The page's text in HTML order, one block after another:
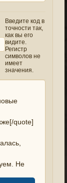
Введите код в
точности так,
как вы его
видите.
Регистр
символов не
имеет
значения.